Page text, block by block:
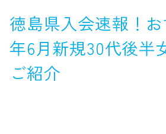
徳島県入会速報！
年6月新規30代後半
ご紹介